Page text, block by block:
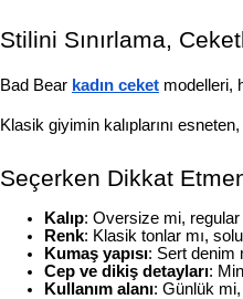
Stilini Sınırlama,
Bad Bear kadın ceket modelleri,
Klasik giyimin kalıplarını
Seçerken Dikkat
Kalıp: Oversize mi, regular
Renk: Klasik tonlar mı,
Kumaş yapısı: Sert denim
Cep ve dikiş detayları:
Kullanım alanı: Günlük